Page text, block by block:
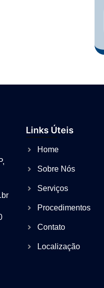
Links Úteis
Home
Sobre Nós
Serviços
Procedimentos
Contato
Localização